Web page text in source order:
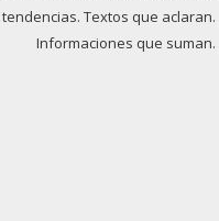
Textos que aclaran.
Informaciones que suman.